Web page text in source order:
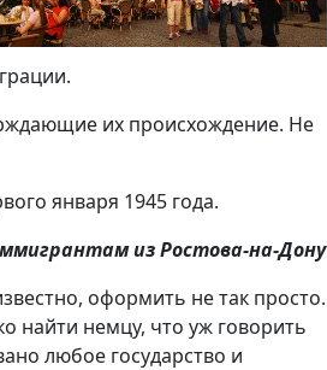
их происхождение. Не
января 1945 года.
из Ростова-на-Дону
оформить не так просто.
найти немцу, что уж говорить
любое государство и